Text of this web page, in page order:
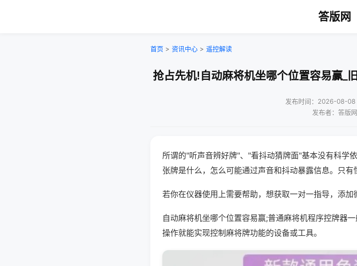
答版网
首页 > 资讯中心 > 遥控解读
抢占先机!自动麻将机坐哪个位置容易赢_
发布时间：2026-08-08
发布者：答版网
所谓的"听声音辨好牌"、"看抖动猜牌面"基本没有科学
张牌是什么，怎么可能通过声音和抖动暴露信息。只有
若你在仪器使用上需要帮助，想获取一对一指导，添
自动麻将机坐哪个位置容易赢;普通麻将机程序控牌器
操作就能实现控制麻将牌功能的设备或工具。